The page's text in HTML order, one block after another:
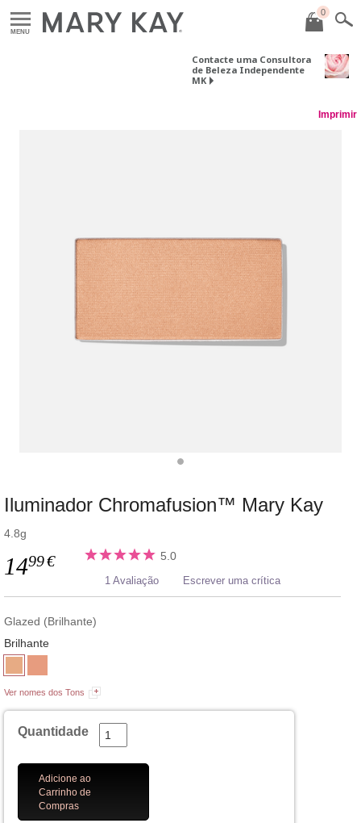
MENU
0
Contacte uma Consultora
de Beleza Independente
MK
Imprimir
Iluminador Chromafusion™ Mary Kay
4.8g
1499€ 5.0
1 Avaliação Escrever uma crítica
Glazed (Brilhante)
Brilhante
Ver nomes dos Tons
Quantidade
Adicione ao
Carrinho de
Compras